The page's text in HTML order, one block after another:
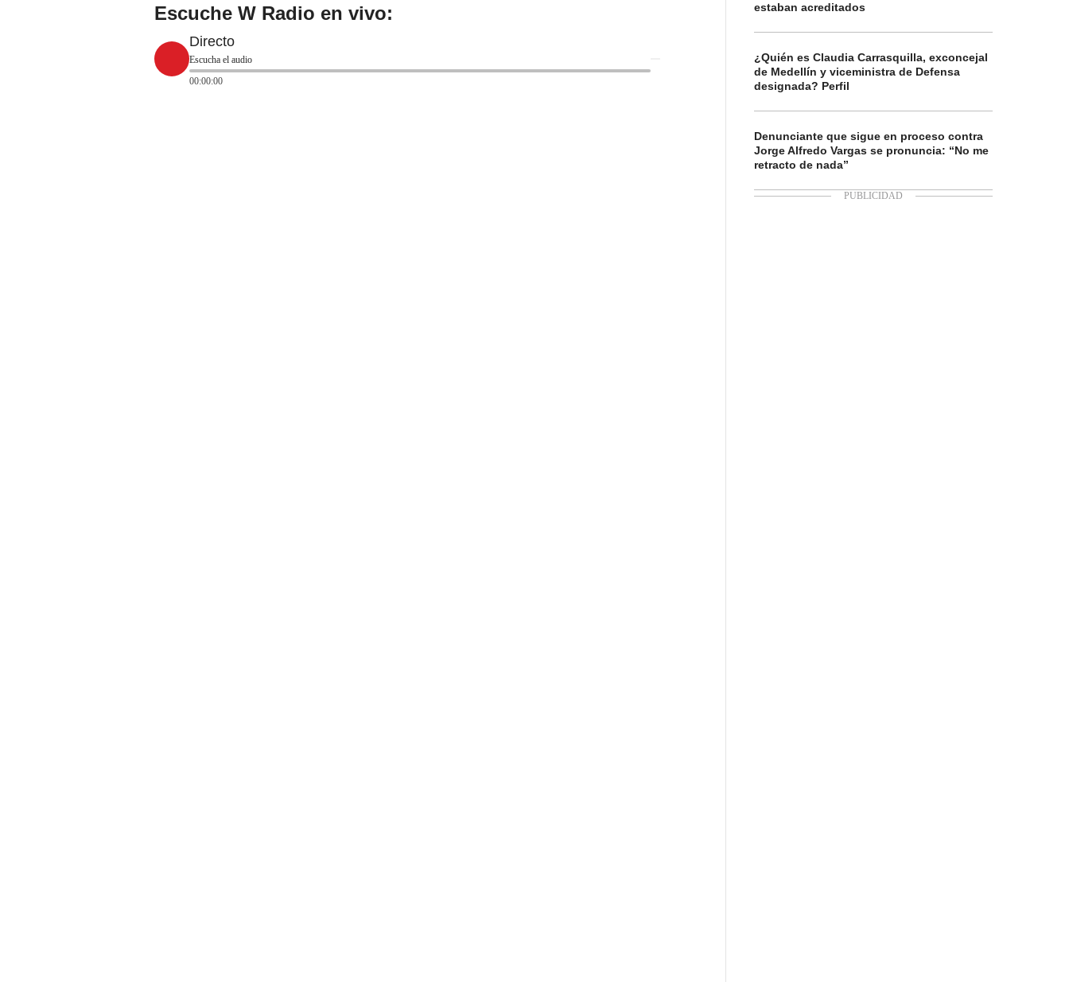
Escuche W Radio en vivo:
Directo
Escucha el audio
00:00:00
estaban acreditados
¿Quién es Claudia Carrasquilla, exconcejal
de Medellín y viceministra de Defensa
designada? Perfil
Denunciante que sigue en proceso contra
Jorge Alfredo Vargas se pronuncia: “No me
retracto de nada”